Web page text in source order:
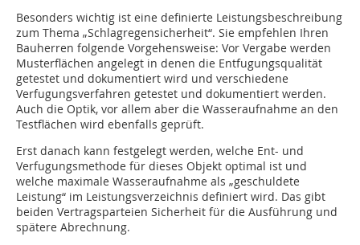
Besonders wichtig ist eine definierte Leistungsbeschreibung
zum Thema „Schlagregensicherheit“. Sie empfehlen Ihren
Bauherren folgende Vorgehensweise: Vor Vergabe werden
Musterflächen angelegt in denen die Entfugungsqualität
getestet und dokumentiert wird und verschiedene
Verfugungsverfahren getestet und dokumentiert werden.
Auch die Optik, vor allem aber die Wasseraufnahme an den
Testflächen wird ebenfalls geprüft.
Erst danach kann festgelegt werden, welche Ent- und
Verfugungsmethode für dieses Objekt optimal ist und
welche maximale Wasseraufnahme als „geschuldete
Leistung“ im Leistungsverzeichnis definiert wird. Das gibt
beiden Vertragsparteien Sicherheit für die Ausführung und
spätere Abrechnung.